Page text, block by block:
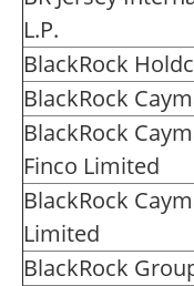
L.P.
BlackRock
BlackRock
BlackRock
Finco Limited
BlackRock
Limited
BlackRock